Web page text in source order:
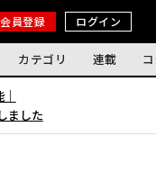
会員登録 ログイン
カテゴリ 連載
ました